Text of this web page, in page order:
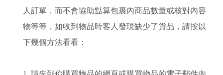
人訂單，而不會協助點算包裹內商品數量或核對內容
物等等，如收到物品時客人發現缺少了貨品，請按以
下幾個方法看看：